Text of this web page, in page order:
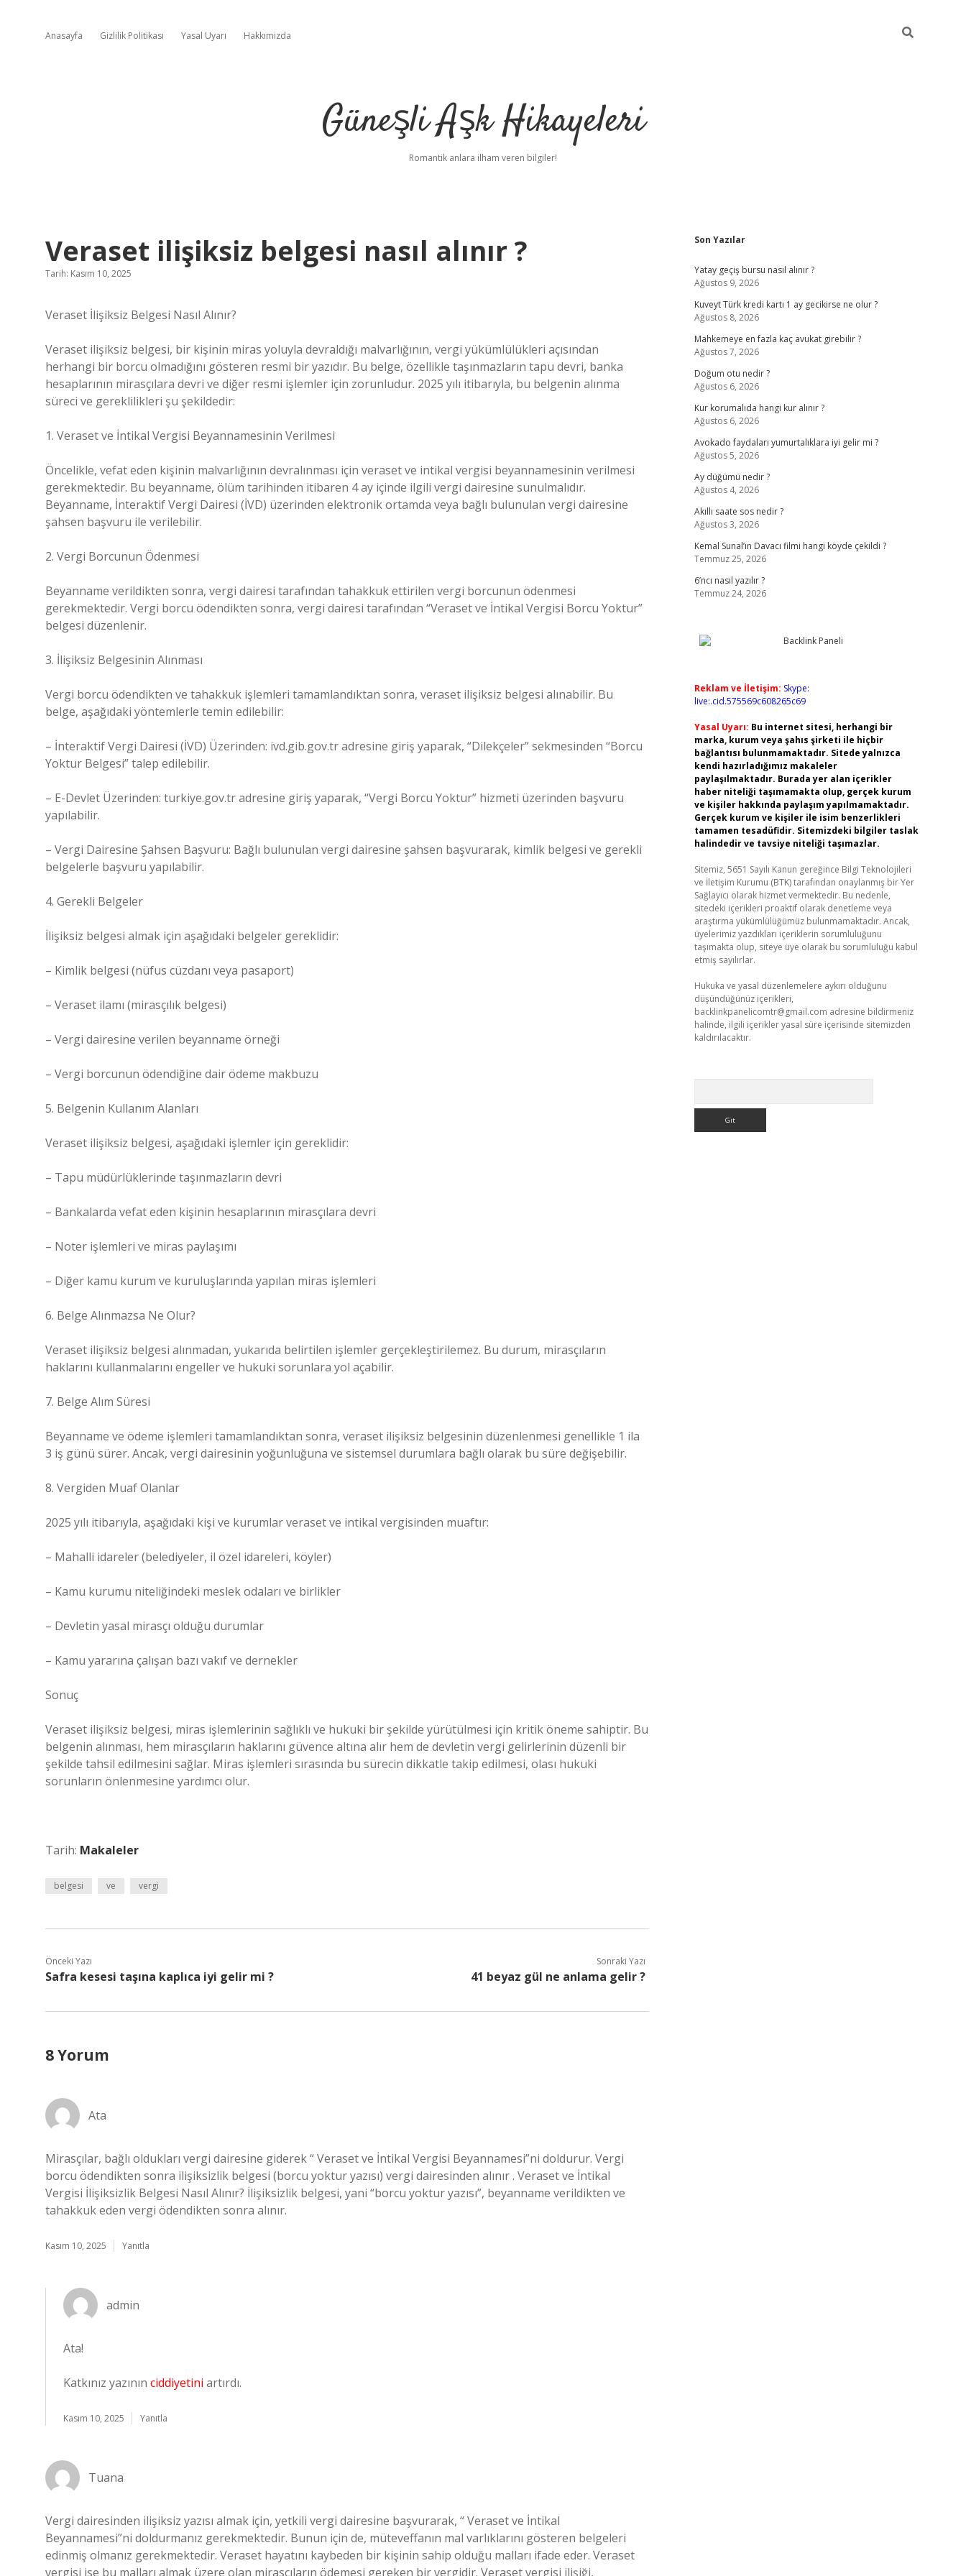
Anasayfa Gizlilik Politikası Yasal Uyarı Hakkımızda
Güneşli Aşk Hikayeleri
Romantik anlara ilham veren bilgiler!
Veraset ilişiksiz belgesi nasıl alınır ?
Tarih: Kasım 10, 2025
Veraset İlişiksiz Belgesi Nasıl Alınır?
Veraset ilişiksiz belgesi, bir kişinin miras yoluyla devraldığı malvarlığının, vergi yükümlülükleri açısından
herhangi bir borcu olmadığını gösteren resmi bir yazıdır. Bu belge, özellikle taşınmazların tapu devri, banka
hesaplarının mirasçılara devri ve diğer resmi işlemler için zorunludur. 2025 yılı itibarıyla, bu belgenin alınma
süreci ve gereklilikleri şu şekildedir:
1. Veraset ve İntikal Vergisi Beyannamesinin Verilmesi
Öncelikle, vefat eden kişinin malvarlığının devralınması için veraset ve intikal vergisi beyannamesinin verilmesi
gerekmektedir. Bu beyanname, ölüm tarihinden itibaren 4 ay içinde ilgili vergi dairesine sunulmalıdır.
Beyanname, İnteraktif Vergi Dairesi (İVD) üzerinden elektronik ortamda veya bağlı bulunulan vergi dairesine
şahsen başvuru ile verilebilir.
2. Vergi Borcunun Ödenmesi
Beyanname verildikten sonra, vergi dairesi tarafından tahakkuk ettirilen vergi borcunun ödenmesi
gerekmektedir. Vergi borcu ödendikten sonra, vergi dairesi tarafından “Veraset ve İntikal Vergisi Borcu Yoktur”
belgesi düzenlenir.
3. İlişiksiz Belgesinin Alınması
Vergi borcu ödendikten ve tahakkuk işlemleri tamamlandıktan sonra, veraset ilişiksiz belgesi alınabilir. Bu
belge, aşağıdaki yöntemlerle temin edilebilir:
– İnteraktif Vergi Dairesi (İVD) Üzerinden: ivd.gib.gov.tr adresine giriş yaparak, “Dilekçeler” sekmesinden “Borcu
Yoktur Belgesi” talep edilebilir.
– E-Devlet Üzerinden: turkiye.gov.tr adresine giriş yaparak, “Vergi Borcu Yoktur” hizmeti üzerinden başvuru
yapılabilir.
– Vergi Dairesine Şahsen Başvuru: Bağlı bulunulan vergi dairesine şahsen başvurarak, kimlik belgesi ve gerekli
belgelerle başvuru yapılabilir.
4. Gerekli Belgeler
İlişiksiz belgesi almak için aşağıdaki belgeler gereklidir:
– Kimlik belgesi (nüfus cüzdanı veya pasaport)
– Veraset ilamı (mirasçılık belgesi)
– Vergi dairesine verilen beyanname örneği
– Vergi borcunun ödendiğine dair ödeme makbuzu
5. Belgenin Kullanım Alanları
Veraset ilişiksiz belgesi, aşağıdaki işlemler için gereklidir:
– Tapu müdürlüklerinde taşınmazların devri
– Bankalarda vefat eden kişinin hesaplarının mirasçılara devri
– Noter işlemleri ve miras paylaşımı
– Diğer kamu kurum ve kuruluşlarında yapılan miras işlemleri
6. Belge Alınmazsa Ne Olur?
Veraset ilişiksiz belgesi alınmadan, yukarıda belirtilen işlemler gerçekleştirilemez. Bu durum, mirasçıların
haklarını kullanmalarını engeller ve hukuki sorunlara yol açabilir.
7. Belge Alım Süresi
Beyanname ve ödeme işlemleri tamamlandıktan sonra, veraset ilişiksiz belgesinin düzenlenmesi genellikle 1 ila
3 iş günü sürer. Ancak, vergi dairesinin yoğunluğuna ve sistemsel durumlara bağlı olarak bu süre değişebilir.
8. Vergiden Muaf Olanlar
2025 yılı itibarıyla, aşağıdaki kişi ve kurumlar veraset ve intikal vergisinden muaftır:
– Mahalli idareler (belediyeler, il özel idareleri, köyler)
– Kamu kurumu niteliğindeki meslek odaları ve birlikler
– Devletin yasal mirasçı olduğu durumlar
– Kamu yararına çalışan bazı vakıf ve dernekler
Sonuç
Veraset ilişiksiz belgesi, miras işlemlerinin sağlıklı ve hukuki bir şekilde yürütülmesi için kritik öneme sahiptir. Bu
belgenin alınması, hem mirasçıların haklarını güvence altına alır hem de devletin vergi gelirlerinin düzenli bir
şekilde tahsil edilmesini sağlar. Miras işlemleri sırasında bu sürecin dikkatle takip edilmesi, olası hukuki
sorunların önlenmesine yardımcı olur.
Tarih: Makaleler
belgesi ve vergi
Önceki Yazı
Safra kesesi taşına kaplıca iyi gelir mi ?
Sonraki Yazı
41 beyaz gül ne anlama gelir ?
8 Yorum
Ata
Mirasçılar, bağlı oldukları vergi dairesine giderek “ Veraset ve İntikal Vergisi Beyannamesi”ni doldurur. Vergi
borcu ödendikten sonra ilişiksizlik belgesi (borcu yoktur yazısı) vergi dairesinden alınır . Veraset ve İntikal
Vergisi İlişiksizlik Belgesi Nasıl Alınır? İlişiksizlik belgesi, yani “borcu yoktur yazısı”, beyanname verildikten ve
tahakkuk eden vergi ödendikten sonra alınır.
Kasım 10, 2025 Yanıtla
admin
Ata!
Katkınız yazının ciddiyetini artırdı.
Kasım 10, 2025 Yanıtla
Tuana
Vergi dairesinden ilişiksiz yazısı almak için, yetkili vergi dairesine başvurarak, “ Veraset ve İntikal
Beyannamesi”ni doldurmanız gerekmektedir. Bunun için de, müteveffanın mal varlıklarını gösteren belgeleri
edinmiş olmanız gerekmektedir. Veraset hayatını kaybeden bir kişinin sahip olduğu malları ifade eder. Veraset
vergisi ise bu malları almak üzere olan mirasçıların ödemesi gereken bir vergidir. Veraset vergisi ilişiği,
Sidebar
Son Yazılar
Yatay geçiş bursu nasıl alınır ?
Ağustos 9, 2026
Kuveyt Türk kredi kartı 1 ay gecikirse ne olur ?
Ağustos 8, 2026
Mahkemeye en fazla kaç avukat girebilir ?
Ağustos 7, 2026
Doğum otu nedir ?
Ağustos 6, 2026
Kur korumalıda hangi kur alınır ?
Ağustos 6, 2026
Avokado faydaları yumurtalıklara iyi gelir mi ?
Ağustos 5, 2026
Ay düğümü nedir ?
Ağustos 4, 2026
Akıllı saate sos nedir ?
Ağustos 3, 2026
Kemal Sunal’ın Davacı filmi hangi köyde çekildi ?
Temmuz 25, 2026
6’ncı nasıl yazılır ?
Temmuz 24, 2026
Reklam ve İletişim: Skype:
live:.cid.575569c608265c69
Yasal Uyarı: Bu internet sitesi, herhangi bir
marka, kurum veya şahıs şirketi ile hiçbir
bağlantısı bulunmamaktadır. Sitede yalnızca
kendi hazırladığımız makaleler
paylaşılmaktadır. Burada yer alan içerikler
haber niteliği taşımamakta olup, gerçek kurum
ve kişiler hakkında paylaşım yapılmamaktadır.
Gerçek kurum ve kişiler ile isim benzerlikleri
tamamen tesadüfidir. Sitemizdeki bilgiler taslak
halindedir ve tavsiye niteliği taşımazlar.
Sitemiz, 5651 Sayılı Kanun gereğince Bilgi Teknolojileri
ve İletişim Kurumu (BTK) tarafından onaylanmış bir Yer
Sağlayıcı olarak hizmet vermektedir. Bu nedenle,
sitedeki içerikleri proaktif olarak denetleme veya
araştırma yükümlülüğümüz bulunmamaktadır. Ancak,
üyelerimiz yazdıkları içeriklerin sorumluluğunu
taşımakta olup, siteye üye olarak bu sorumluluğu kabul
etmiş sayılırlar.
Hukuka ve yasal düzenlemelere aykırı olduğunu
düşündüğünüz içerikleri,
backlinkpanelicomtr@gmail.com adresine bildirmeniz
halinde, ilgili içerikler yasal süre içerisinde sitemizden
kaldırılacaktır.
betcivdcasino giriş